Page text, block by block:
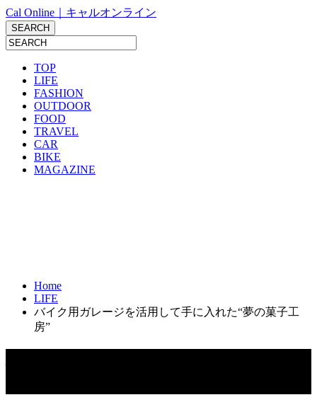
Cal Online｜キャルオンライン
TOP
LIFE
FASHION
OUTDOOR
FOOD
TRAVEL
CAR
BIKE
MAGAZINE
Home
LIFE
バイク用ガレージを活用して手に入れた“夢の菓子工
房”